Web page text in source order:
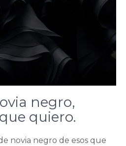
negro,
quiero.
novia negro de esos que